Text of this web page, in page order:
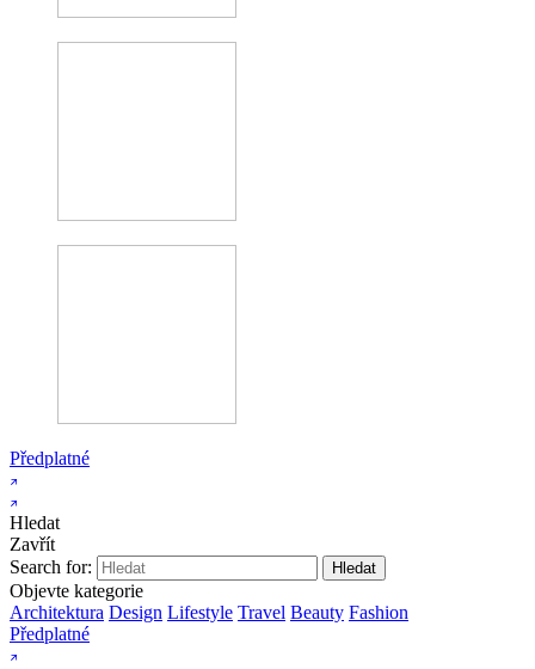
Předplatné
Hledat
Zavřít
Search for:
Objevte kategorie
Architektura Design Lifestyle Travel Beauty Fashion
Předplatné